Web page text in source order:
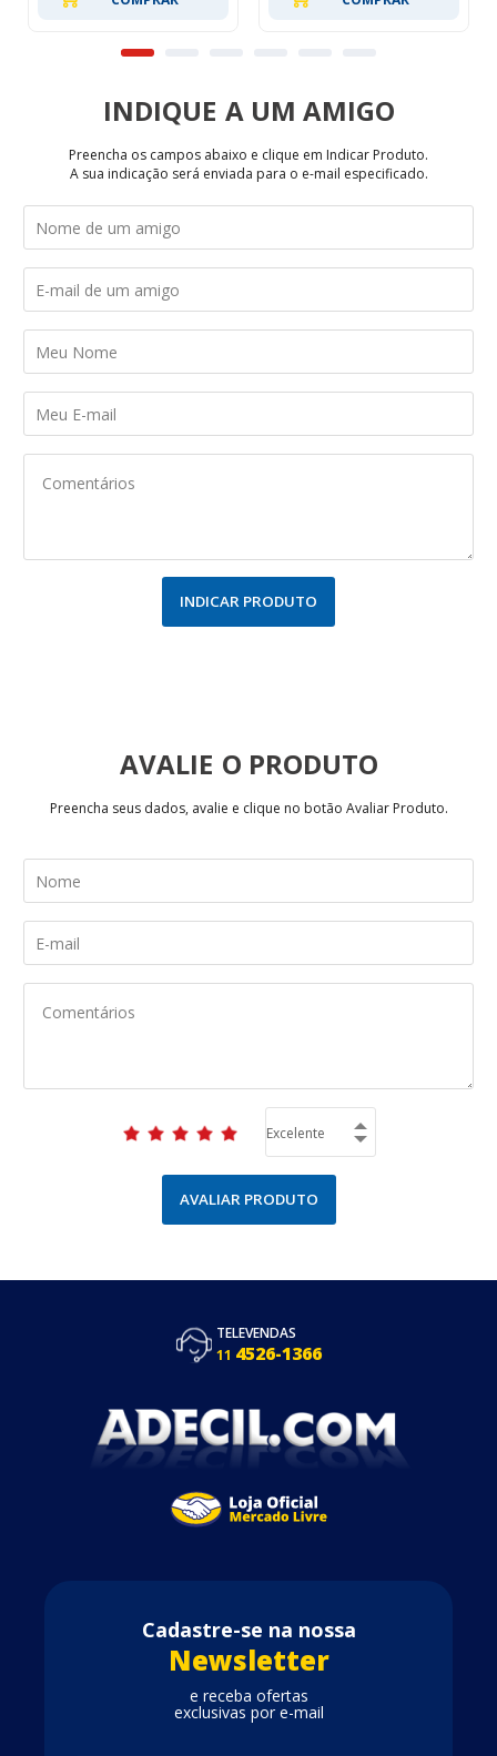
INDIQUE
Preencha os campos abaixo e clique em Indicar Produto.
A sua indicação será enviada para o e-mail especificado.
INDICAR PRODUTO
AVALIE
Preencha seus dados, avalie e clique no botão Avaliar Produto.
AVALIAR PRODUTO
TELEVENDAS
11 4526-1366
Cadastre-se na nossa
Newsletter
e receba ofertas
exclusivas por e-mail